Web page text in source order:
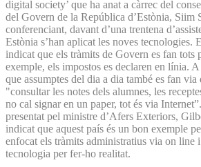
digital society’ que ha anat a càrrec del
del Govern de la República d’Estònia, Siim
conferenciant, davant d’una trentena
Estònia s’han aplicat les noves tecnologies.
indicat que els tràmits de Govern es fan tots
exemple, els impostos es declaren en línia.
que assumptes del dia a dia també es fan
"consultar les notes dels alumnes, les
no cal signar en un paper, tot és via
presentat pel ministre d’Afers Exteriors,
indicat que aquest país és un bon exemple
enfocat els tràmits administratius via on line
tecnologia per fer-ho realitat.